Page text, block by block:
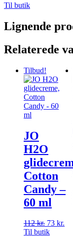
Til butik
Lignende
Relaterede
Tilbud!
JO
H2O
Cotton
Candy –
60 ml
112kr. Den
73 kr.
Til butik